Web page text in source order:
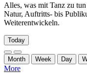
Alles, was mit Tanz zu
Natur, Auftritts- bis
Weiterentwickeln.
Today
Month Week Day
More